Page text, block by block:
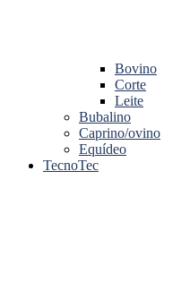
Bovino
Corte
Leite
Bubalino
Caprino/ovino
Equídeo
TecnoTec